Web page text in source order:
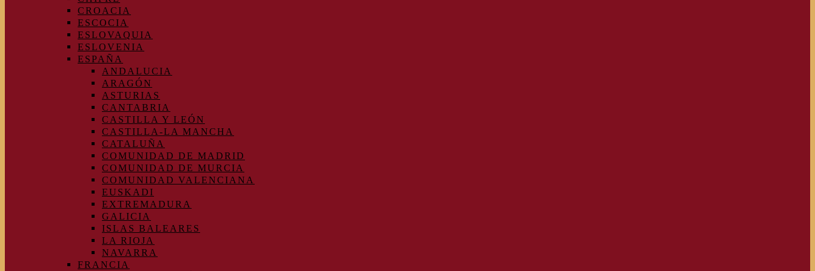
CROACIA
ESCOCIA
ESLOVAQUIA
ESLOVENIA
ESPAÑA
ANDALUCIA
ARAGÓN
ASTURIAS
CANTABRIA
CASTILLA Y LEÓN
CASTILLA-LA MANCHA
CATALUÑA
COMUNIDAD DE MADRID
COMUNIDAD DE MURCIA
COMUNIDAD VALENCIANA
EUSKADI
EXTREMADURA
GALICIA
ISLAS BALEARES
LA RIOJA
NAVARRA
FRANCIA